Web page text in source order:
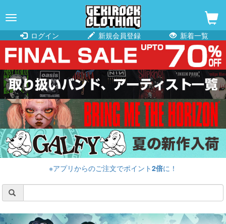
navigation
ログイン
新規会員登録 新着一覧
※アプリからのご注文でポイント2倍に！